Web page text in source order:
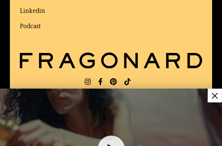
Linkedin
Podcast
LIEFERUNG: US
×